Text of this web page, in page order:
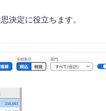
決定に役立ちます。